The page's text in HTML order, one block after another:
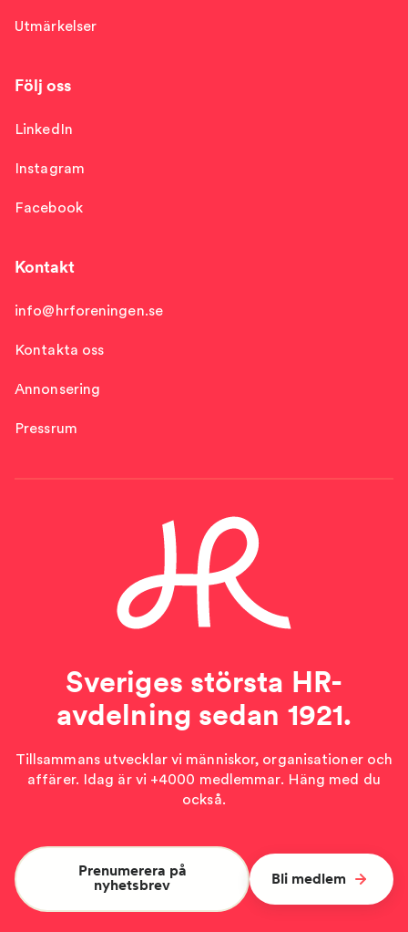
Utmärkelser
Följ oss
LinkedIn
Instagram
Facebook
Kontakt
info@hrforeningen.se
Kontakta oss
Annonsering
Pressrum
Sveriges största HR-
avdelning sedan 1921.
Tillsammans utvecklar vi människor, organisationer och
affärer. Idag är vi +4000 medlemmar. Häng med du
också.
Prenumerera på
nyhetsbrev
Bli medlem